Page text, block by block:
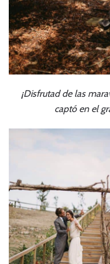
¡Disfrutad de las
captó en el